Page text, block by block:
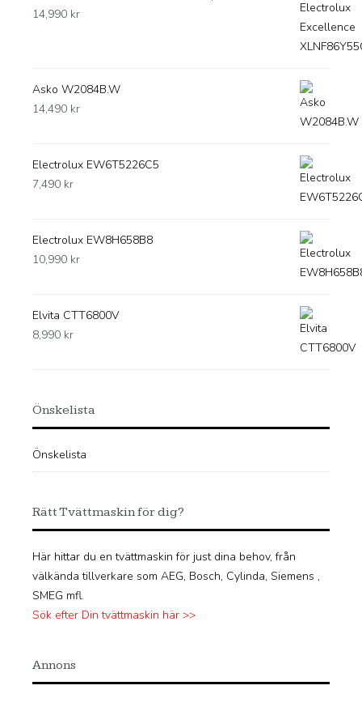
14,990 kr
Asko W2084B.W
14,490 kr
Electrolux EW6T5226C5
7,490 kr
Electrolux EW8H658B8
10,990 kr
Elvita CTT6800V
8,990 kr
Önskelista
Önskelista
Rätt Tvättmaskin för dig?
Här hittar du en tvättmaskin för just dina behov, från
välkända tillverkare som AEG, Bosch, Cylinda, Siemens ,
SMEG mfl.
Sök efter Din tvättmaskin här >>
Annons